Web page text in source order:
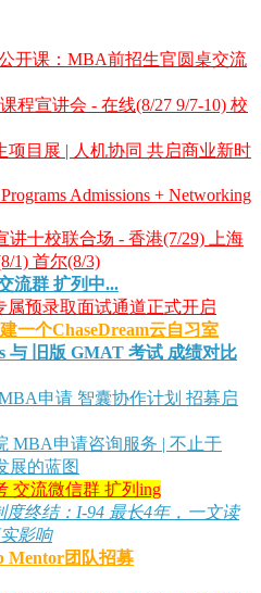
开课：MBA前招生官圆桌交流
程宣讲会 - 在线(8/27 9/7-10) 校
项目展 | 人机协同 共启商业新时
Admissions + Networking
讲十校联合场 - 香港(7/29) 上海
1) 首尔(8/3)
流群 扩列中...
属预录取面试通道正式开启
一个ChaseDream云自习室
与 旧版 GMAT 考试 成绩对比
MBA申请 智囊协作计划 招募启
MBA申请咨询服务 | 不止于
展的蓝图
交流微信群 扩列ing
终结：I-94 最长4年，一文读
影响
Mentor团队招募